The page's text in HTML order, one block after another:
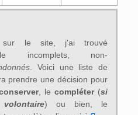
sur le site, j'ai trouvé
incomplets, non-
. Voici une liste de
prendre une décision pour
, lecompléter(si
) ou bien, le